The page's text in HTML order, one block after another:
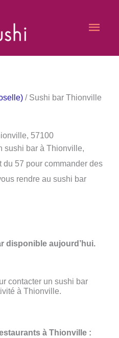
/ Sushi bar Thionville
57100
sushi bar à Thionville,
du 57 pour commander des
rendre au sushi bar
disponible aujourd’hui.
contacter un sushi bar
à Thionville.
à Thionville :